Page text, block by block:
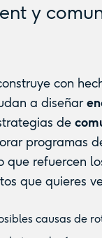
y
con
a diseñar
de
programas
que refuercen
que quieres
causas de